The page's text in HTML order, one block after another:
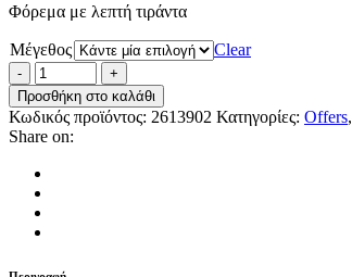
was:
τιμή
63.50€.
Φόρεμα με λεπτή τιράντα
Μέγεθος Clear
Προσθήκη στο καλάθι
Κωδικός προϊόντος: 2613902 Κατηγορίες: Offers,
Share on: